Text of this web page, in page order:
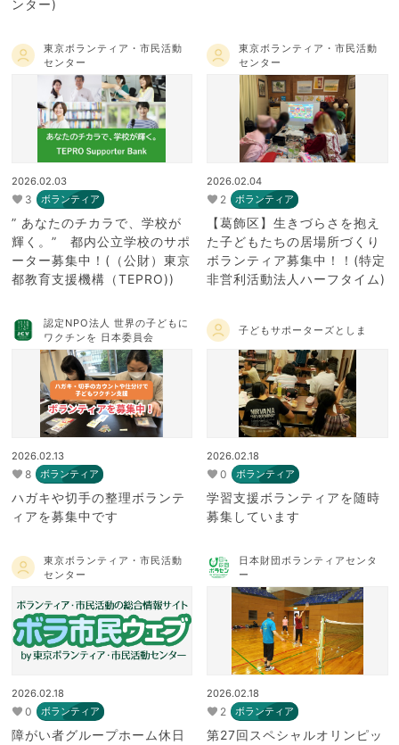
ンター)
東京ボランティア・市民活動
センター
2026.02.03
3 ボランティア
” あなたのチカラで、学校が
輝く。” 都内公立学校のサポ
ーター募集中！(（公財）東京
都教育支援機構（TEPRO))
東京ボランティア・市民活動
センター
2026.02.04
2 ボランティア
【葛飾区】生きづらさを抱え
た子どもたちの居場所づくり
ボランティア募集中！！(特定
非営利活動法人ハーフタイム)
認定NPO法人 世界の子どもに
ワクチンを 日本委員会
2026.02.13
8 ボランティア
ハガキや切手の整理ボランテ
ィアを募集中です
子どもサポーターズとしま
2026.02.18
0 ボランティア
学習支援ボランティアを随時
募集しています
東京ボランティア・市民活動
センター
2026.02.18
0 ボランティア
障がい者グループホーム休日
日本財団ボランティアセンタ
ー
2026.02.18
2 ボランティア
第27回スペシャルオリンピッ